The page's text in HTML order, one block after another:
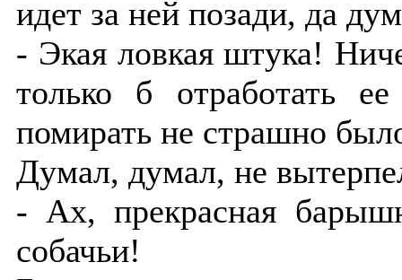
идет за ней позади, да
- Экая ловкая штука!
только б отработать
помирать не страшно
Думал, думал, не
- Ах, прекрасная
собачьи!